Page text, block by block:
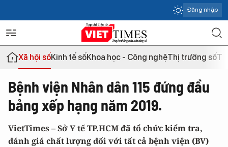
Đăng nhập
Xã hội sốKinh tế sốKhoa học - Công nghệThị trường số
Bệnh viện Nhân dân 115 đứng đầu
bảng xếp hạng năm 2019.
VietTimes – Sở Y tế TP.HCM đã tổ chức kiểm tra,
đánh giá chất lượng đối với tất cả bệnh viện (BV)